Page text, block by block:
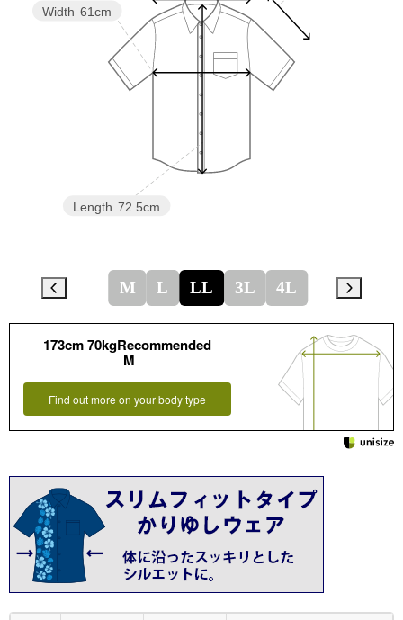
Length 72.5cm
Width 61cm
M L LL 3L 4L
173cm 70kgRecommended
M
Find out more on your body type